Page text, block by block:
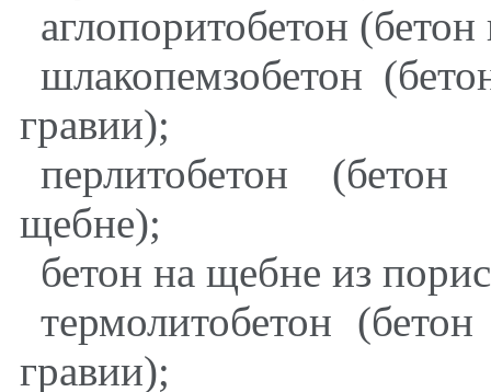
аглопоритобетон
шлакопемзобетон
гравии);
перлитобетон
щебне);
бетон на щебне из
термолитобетон
гравии);